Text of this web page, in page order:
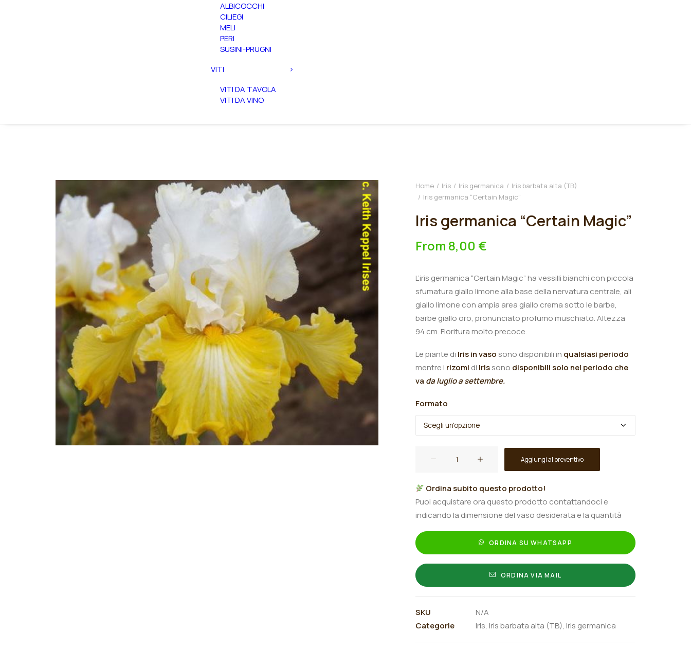
ALBICOCCHI
CILIEGI
MELI
PERI
SUSINI-PRUGNI
VITI
VITI DA TAVOLA
VITI DA VINO
Home Iris Iris germanica
Iris barbata alta (TB)
Iris germanica “Certain Magic”
Iris germanica “Certain Magic”
From 8,00 €
L’iris germanica “Certain Magic” ha vessilli bianchi con piccola
sfumatura giallo limone alla base della nervatura centrale, ali
giallo limone con ampia area giallo crema sotto le barbe,
barbe giallo oro, pronunciato profumo muschiato.Altezza
94 cm. Fioritura molto precoce.
Le piante di Iris in vaso sono disponibili in qualsiasi periodo
mentre i rizomi di Irissono disponibili solo nel periodo che
va da luglio a settembre.
Formato
Magic"
quantità
Aggiungi al preventivo
Ordina subito questo prodotto!
Puoi acquistare ora questo prodotto contattandoci e
indicando la dimensione del vaso desiderata e la quantità
ORDINA SU WHATSAPP
ORDINA VIA MAIL
SKU
N/A
Categorie
Iris, Iris barbata alta (TB), Iris germanica